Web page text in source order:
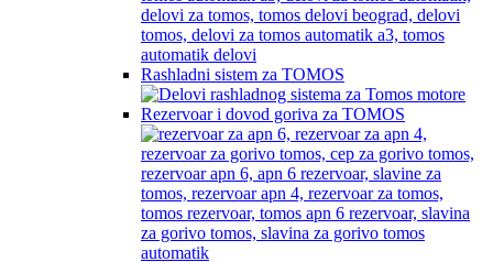
Rashladni sistem za TOMOS
Rezervoar i dovod goriva za TOMOS